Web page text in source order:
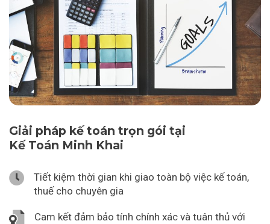
Giải pháp kế toán trọn gói tại
Kế Toán Minh Khai
Tiết kiệm thời gian khi giao toàn bộ việc kế toán,
thuế cho chuyên gia
Cam kết đảm bảo tính chính xác và tuân thủ với